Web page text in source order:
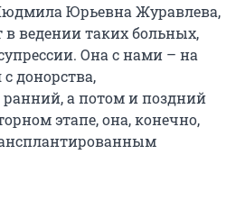
Юрьевна Журавлева,
ведении таких больных,
Она с нами – на
донорства,
а потом и поздний
этапе, она, конечно,